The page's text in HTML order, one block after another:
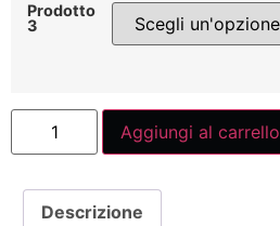
Prodotto
3
Aggiungi al carrello
Descrizione